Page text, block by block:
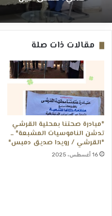
مقالات ذات صلة
*مبادرة صحتنا بمحلية القرشي
تدشن الناموسيات المشبعة* ــ
*القرشي / رويدا صديق دمبس*
16 أغسطس، 2025